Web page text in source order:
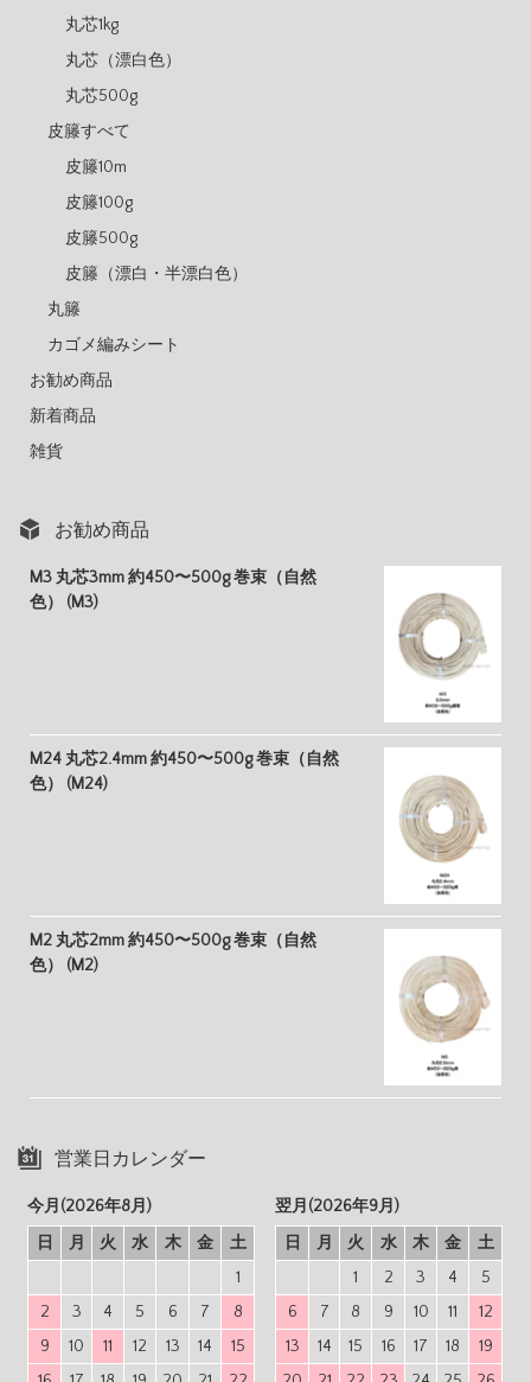
丸芯1kg
丸芯（漂白色）
丸芯500g
皮籐すべて
皮籐10m
皮籐100g
皮籐500g
皮籐（漂白・半漂白色）
丸籐
カゴメ編みシート
お勧め商品
新着商品
雑貨
お勧め商品
M3 丸芯3mm 約450〜500g 巻束（自然
色） (M3)
M24 丸芯2.4mm 約450〜500g 巻束（自然
色） (M24)
M2 丸芯2mm 約450〜500g 巻束（自然
色） (M2)
営業日カレンダー
今月(2026年8月)
日
月 火 水 木 金
土
1
2
3 4 5 6 7
8
9
10 11 12 13 14
15
翌月(2026年9月)
日
月 火 水 木 金
土
1
2 3 4
5
6
7 8 9 10 11
12
13
14 15 16 17 18
19